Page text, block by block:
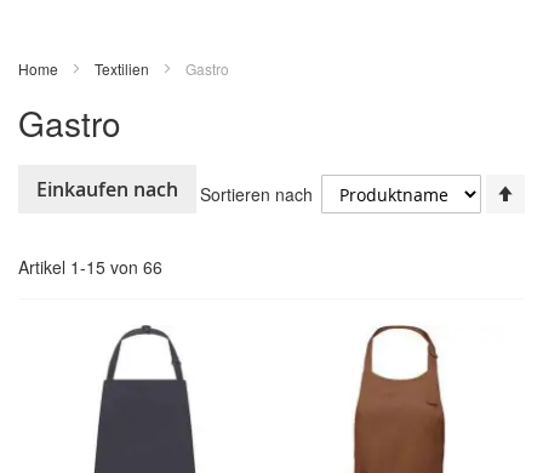
Home Textilien Gastro
Gastro
Artikel 1-15 von 66
Sortieren nach
Einkaufen nach